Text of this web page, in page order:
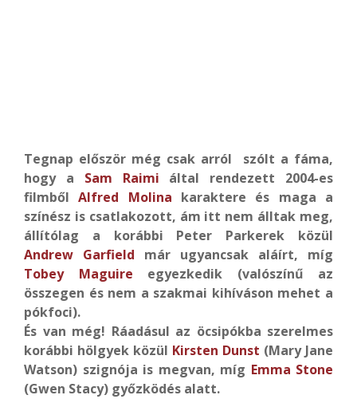
Tegnap először még csak arról szólt a fáma,
hogy a Sam Raimi által rendezett 2004-es
filmbőlAlfred Molina karaktere és maga a
színész is csatlakozott, ám itt nem álltak meg,
állítólag a korábbi Peter Parkerek közül
Andrew Garfield már ugyancsak aláírt, míg
Tobey Maguire egyezkedik (valószínű az
összegen és nem a szakmai kihíváson mehet a
pókfoci).
És van még! Ráadásul az öcsipókba szerelmes
korábbi hölgyek közül Kirsten Dunst (Mary Jane
Watson) szignója is megvan, míg Emma Stone
(Gwen Stacy) győzködés alatt.